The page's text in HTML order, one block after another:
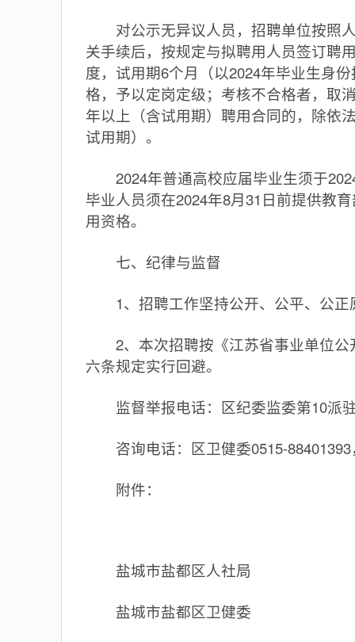
对公示无异议人员，招聘单位按照人
关手续后，按规定与拟聘用人员签订聘
度，试用期6个月（以2024年毕业生身
格，予以定岗定级；考核不合格者，取
年以上（含试用期）聘用合同的，除依
试用期）。
2024年普通高校应届毕业生须于
毕业人员须在2024年8月31日前提供教
用资格。
七、纪律与监督
1、招聘工作坚持公开、公平、公正
2、本次招聘按《江苏省事业单位公
六条规定实行回避。
监督举报电话：区纪委监委第10派驻
咨询电话：区卫健委0515-88401393
附件：
盐城市盐都区人社局
盐城市盐都区卫健委